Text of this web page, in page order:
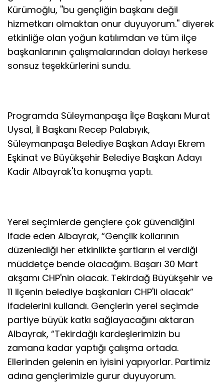
Kürümoğlu, ''bu gençliğin başkanı değil
hizmetkarı olmaktan onur duyuyorum.'' diyerek
etkinliğe olan yoğun katılımdan ve tüm ilçe
başkanlarının çalışmalarından dolayı herkese
sonsuz teşekkürlerini sundu.
Programda Süleymanpaşa İlçe Başkanı Murat
Uysal, İl Başkanı Recep Palabıyık,
Süleymanpaşa Belediye Başkan Adayı Ekrem
Eşkinat ve Büyükşehir Belediye Başkan Adayı
Kadir Albayrak'ta konuşma yaptı.
Yerel seçimlerde gençlere çok güvendiğini
ifade eden Albayrak, “Gençlik kollarının
düzenlediği her etkinlikte şartların el verdiği
müddetçe bende olacağım. Başarı 30 Mart
akşamı CHP'nin olacak. Tekirdağ Büyükşehir ve
11 ilçenin belediye başkanları CHP'li olacak”
ifadelerini kullandı. Gençlerin yerel seçimde
partiye büyük katkı sağlayacağını aktaran
Albayrak, “Tekirdağlı kardeşlerimizin bu
zamana kadar yaptığı çalışma ortada.
Ellerinden gelenin en iyisini yapıyorlar. Partimiz
adına gençlerimizle gurur duyuyorum.